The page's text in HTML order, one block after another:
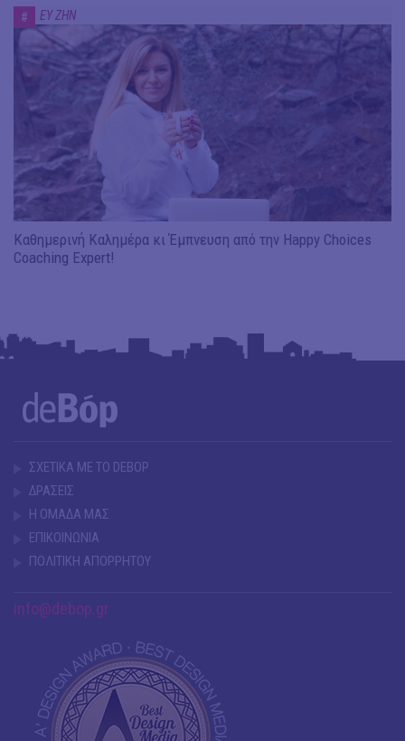
# ΕΥ ΖΗΝ
Καθημερινή Καλημέρα κι Έμπνευση από την Happy Choices
Coaching Expert!
ΣΧΕΤΙΚΑ ΜΕ ΤΟ DEBOP
ΔΡΑΣΕΙΣ
Η ΟΜΑΔΑ ΜΑΣ
ΕΠΙΚΟΙΝΩΝΙΑ
ΠΟΛΙΤΙΚΗ ΑΠΟΡΡΗΤΟΥ
info@debop.gr